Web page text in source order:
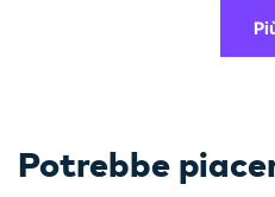
Potrebbe